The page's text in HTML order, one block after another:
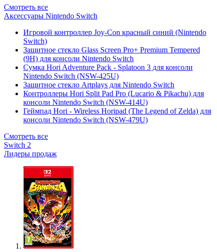
Смотреть все
Аксессуары Nintendo Switch
Игровой контроллер Joy-Con красный синий (Nintendo
Switch)
Защитное стекло Glass Screen Pro+ Premium Tempered
(9H) для консоли Nintendo Switch
Сумка Hori Adventure Pack - Splatoon 3 для консоли
Nintendo Switch (NSW-425U)
Защитное стекло Artplays для Nintendo Switch
Контроллеры Hori Split Pad Pro (Lucario & Pikachu) для
консоли Nintendo Switch (NSW-414U)
Геймпад Hori - Wireless Horipad (The Legend of Zelda) для
консоли Nintendo Switch (NSW-479U)
Смотреть все
Switch 2
Лидеры продаж